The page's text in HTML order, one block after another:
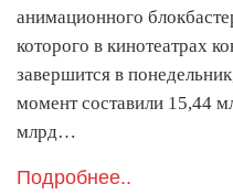
анимационного
которого в кинотеатрах
завершится в
момент составили 15,44
млрд…
Подробнее..